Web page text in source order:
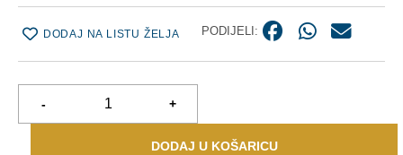
DODAJ NA LISTU ŽELJA PODIJELI:
- +
DODAJ U KOŠARICU